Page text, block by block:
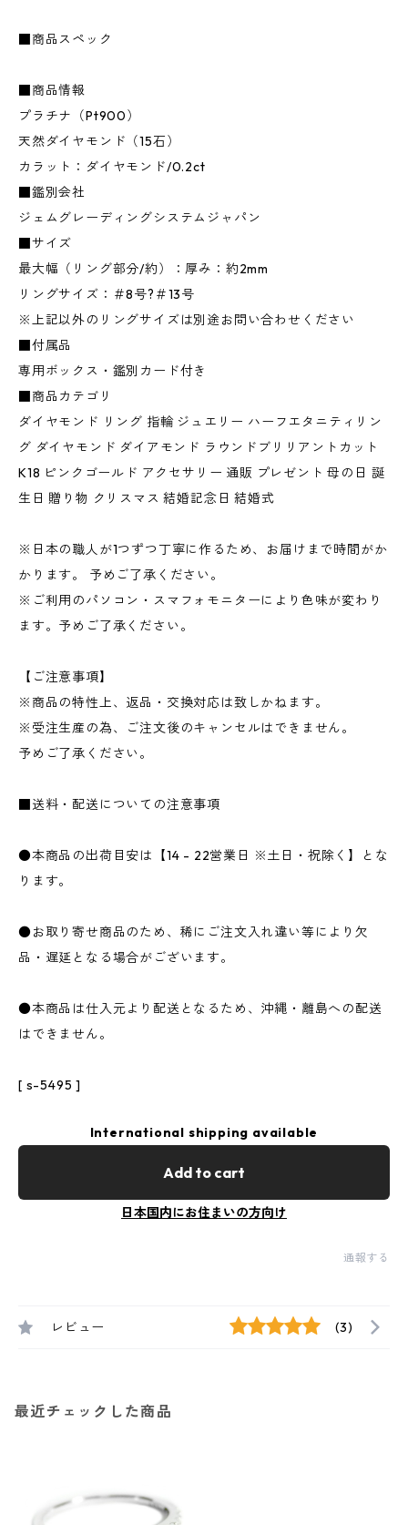
■商品スペック
■商品情報
プラチナ（Pt900）
天然ダイヤモンド（15石）
カラット：ダイヤモンド/0.2ct
■鑑別会社
ジェムグレーディングシステムジャパン
■サイズ
最大幅（リング部分/約）：厚み：約2mm
リングサイズ：＃8号?＃13号
※上記以外のリングサイズは別途お問い合わせください
■付属品
専用ボックス・鑑別カード付き
■商品カテゴリ
ダイヤモンド リング 指輪 ジュエリー ハーフエタニティリン
グ ダイヤモンド ダイアモンド ラウンドブリリアントカット
K18 ピンクゴールド アクセサリー 通販 プレゼント 母の日 誕
生日 贈り物 クリスマス 結婚記念日 結婚式
※日本の職人が1つずつ丁寧に作るため、お届けまで時間がか
かります。 予めご了承ください。
※ご利用のパソコン・スマフォモニターにより色味が変わり
ます。予めご了承ください。
【ご注意事項】
※商品の特性上、返品・交換対応は致しかねます。
※受注生産の為、ご注文後のキャンセルはできません。
予めご了承ください。
■送料・配送についての注意事項
●本商品の出荷目安は【14 - 22営業日 ※土日・祝除く】とな
ります。
●お取り寄せ商品のため、稀にご注文入れ違い等により欠
品・遅延となる場合がございます。
●本商品は仕入元より配送となるため、沖縄・離島への配送
はできません。
[ s-5495 ]
International shipping available
Add to cart
日本国内にお住まいの方向け
通報する
レビュー (3)
最近チェックした商品